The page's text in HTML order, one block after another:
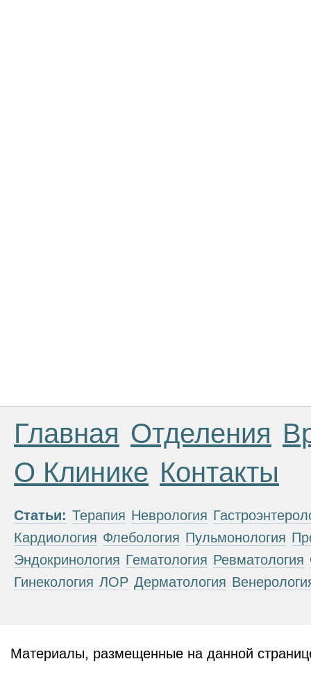
Главная Отделения
О Клинике Контакты
Статьи: Терапия Неврология
Кардиология Флебология Пульмонология
Эндокринология Гематология Ревматология
Гинекология ЛОР Дерматология
Материалы, размещенные на данной